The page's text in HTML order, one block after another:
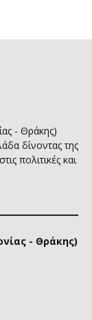
- Θράκης)
δίνοντας της
πολιτικές και
- Θράκης)